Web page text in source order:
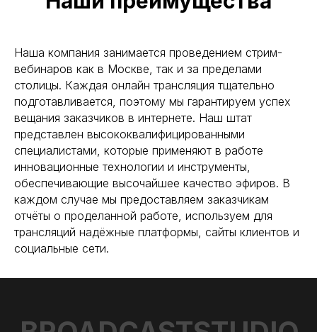
Наша компания занимается проведением стрим-
вебинаров как в Москве, так и за пределами
столицы. Каждая онлайн трансляция тщательно
подготавливается, поэтому мы гарантируем успех
вещания заказчиков в интернете. Наш штат
представлен высококвалифицированными
специалистами, которые применяют в работе
инновационные технологии и инструменты,
обеспечивающие высочайшее качество эфиров. В
каждом случае мы предоставляем заказчикам
отчёты о проделанной работе, используем для
трансляций надёжные платформы, сайты клиентов и
социальные сети.
ТЕЛЕМОСТ
ИНТЕРНЕТ НА ПЛОЩАДКУ
БЛОГ
+7
в соответствии с Политикой